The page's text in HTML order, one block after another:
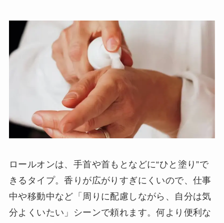
ロールオンは、手首や首もとなどに“ひと塗り”で
きるタイプ。香りが広がりすぎにくいので、仕事
中や移動中など「周りに配慮しながら、自分は気
分よくいたい」シーンで頼れます。何より便利な